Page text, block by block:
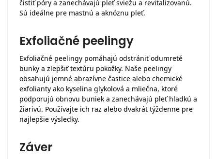
čistiť póry a zanechávajú pleť sviežu a revitalizovanú.
Sú ideálne pre mastnú a aknóznu pleť.
Exfoliačné peelingy
Exfoliačné peelingy pomáhajú odstrániť odumreté
bunky a zlepšiť textúru pokožky. Naše peelingy
obsahujú jemné abrazívne častice alebo chemické
exfolianty ako kyselina glykolová a mliečna, ktoré
podporujú obnovu buniek a zanechávajú pleť hladkú a
žiarivú. Používajte ich raz alebo dvakrát týždenne pre
najlepšie výsledky.
Záver